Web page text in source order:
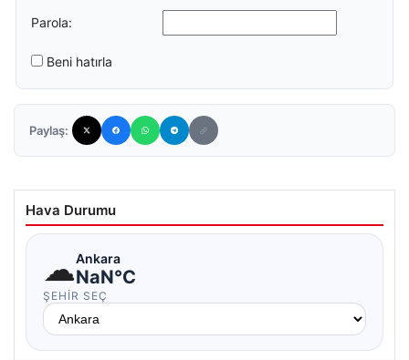
Parola:
Beni hatırla
Paylaş:
Hava Durumu
☁Ankara
NaN°C
ŞEHIR SEÇ